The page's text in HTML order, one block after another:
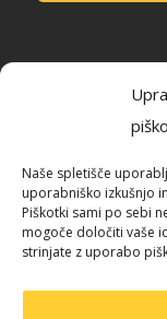
Naše spletišče
uporabniško izkušnjo
Piškotki sami po sebi
mogoče določiti vaše
strinjate z uporabo
Slovenije
Blog /